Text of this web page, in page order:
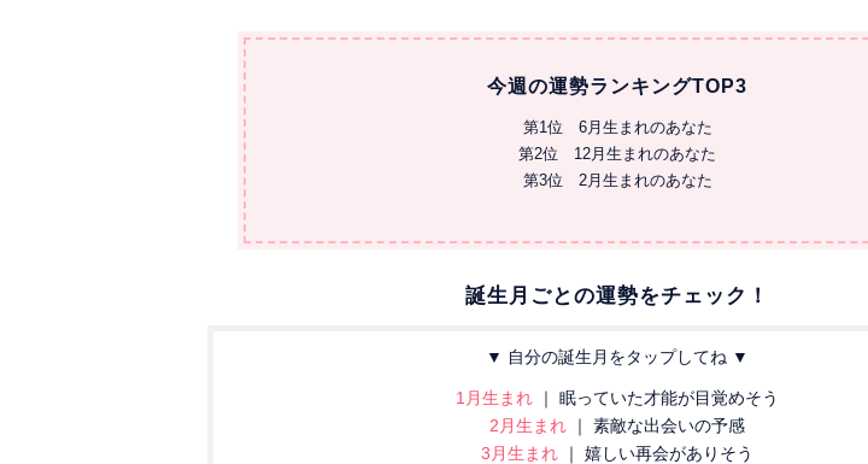
今週の運勢ランキングTOP3
第1位 6月生まれのあなた
第2位 12月生まれのあなた
第3位 2月生まれのあなた
誕生月ごとの運勢をチェック！
▼ 自分の誕生月をタップしてね ▼
1月生まれ
｜ 眠っていた才能が目覚めそう
2月生まれ
｜ 素敵な出会いの予感
3月生まれ
｜ 嬉しい再会がありそう